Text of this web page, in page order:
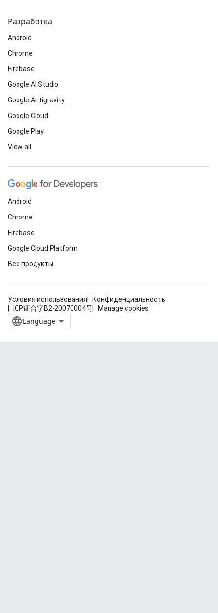
Разработка
Android
Chrome
Firebase
Google AI Studio
Google Antigravity
Google Cloud
Google Play
View all
Android
Chrome
Firebase
Google Cloud Platform
Все продукты
Условия использования
Конфиденциальность
ICP证合字B2-20070004号
Manage cookies